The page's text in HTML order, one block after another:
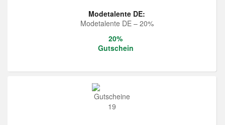
Modetalente DE:
Modetalente DE – 20%
20%
Gutschein